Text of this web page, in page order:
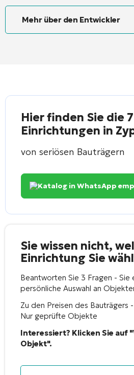
Mehr über den Entwickler
Hier finden Sie die
Einrichtungen in
von seriösen Bauträgern
Katalog in WhatsApp
Sie wissen nicht,
Einrichtung Sie
Beantworten Sie 3 Fragen - Sie
persönliche Auswahl an
Zu den Preisen des Bauträgers
Nur geprüfte Objekte
Interessiert? Klicken Sie auf
Objekt".